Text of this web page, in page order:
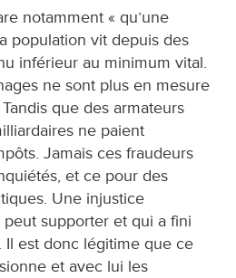
notamment « qu’une
population vit depuis des
inférieur au minimum vital.
ne sont plus en mesure
que des armateurs
ne paient
Jamais ces fraudeurs
et ce pour des
Une injustice
peut supporter et qui a fini
Il est donc légitime que ce
et avec lui les